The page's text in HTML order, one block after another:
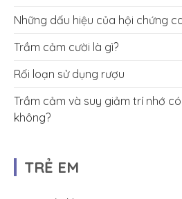
Những dấu hiệu của hội chứng
Trầm cảm cười là gì?
Rối loạn sử dụng rượu
Trầm cảm và suy giảm trí nhớ
không?
TRẺ EM